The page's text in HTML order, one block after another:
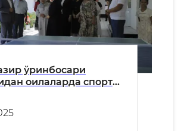
ўринбосари
оилаларда спорт
ташаббус кўрсатилди